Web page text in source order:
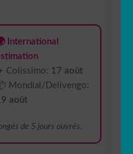
International
Colissimo: 17 août
Mondial/Delivengo:
août
de 5 jours ouvrés.